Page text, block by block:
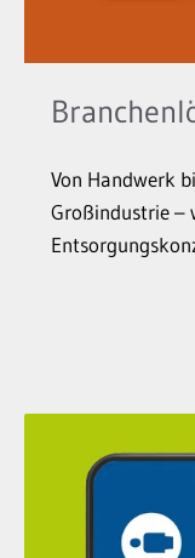
Von Handwerk
Großindustrie –